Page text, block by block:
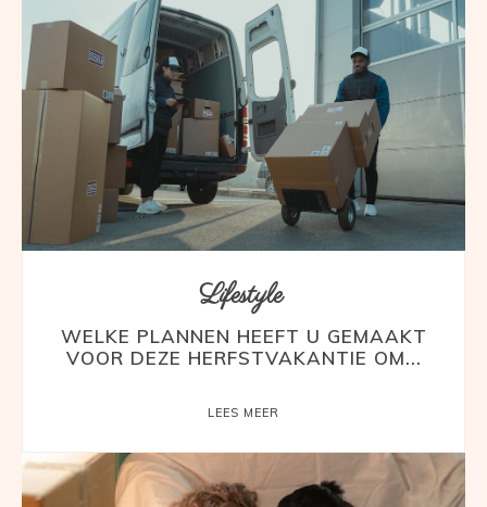
Lifestyle
WELKE PLANNEN HEEFT U GEMAAKT
VOOR DEZE HERFSTVAKANTIE OM...
LEES MEER